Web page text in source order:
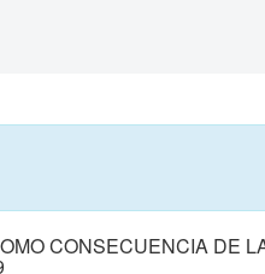
CONSECUENCIA DE